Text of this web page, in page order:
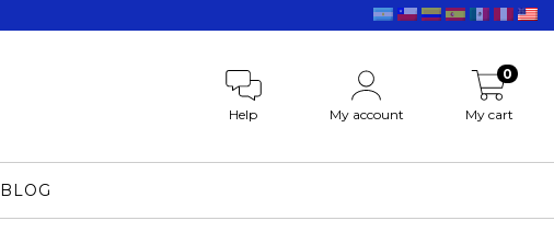
Help My account My cart
0
BLOG